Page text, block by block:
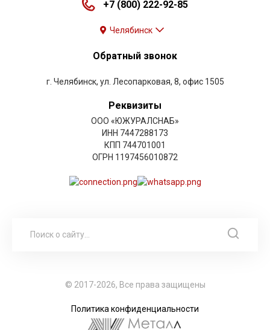
+7 (800) 222-92-85
Челябинск
Обратный звонок
г. Челябинск, ул. Лесопарковая, 8, офис 1505
Реквизиты
ООО «ЮЖУРАЛСНАБ»
ИНН 7447288173
КПП 744701001
ОГРН 1197456010872
© 2017-2026, Все права защищены
Политика конфиденциальности